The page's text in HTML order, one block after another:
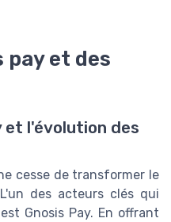
pay et des
et l'évolution des
cesse de transformer le
des acteurs clés qui
Gnosis Pay. En offrant